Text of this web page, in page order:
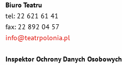
Biuro Teatru
tel: 22 621 61 41
fax: 22 892 04 57
info@teatrpolonia.pl
Inspektor Ochrony Danych Osobowych